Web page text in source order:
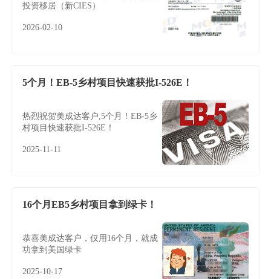
投资移居（新CIES）
2026-02-10
5个月！EB-5乡村项目快速获批I-526E！
热烈祝贺美成达客户,5个月！EB-5乡
村项目快速获批I-526E！
2025-11-11
16个月EB5乡村项目拿到绿卡！
恭喜美成达客户，仅用16个月，就成
功拿到美国绿卡
2025-10-17